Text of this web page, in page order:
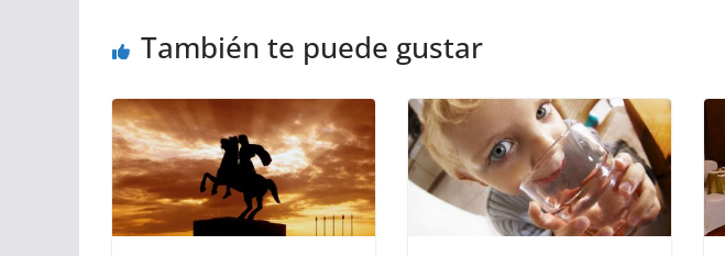
También te puede gustar